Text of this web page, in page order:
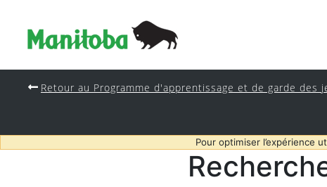
Retour au Programme d'apprentissage et de garde des
Pour optimiser l’expérience